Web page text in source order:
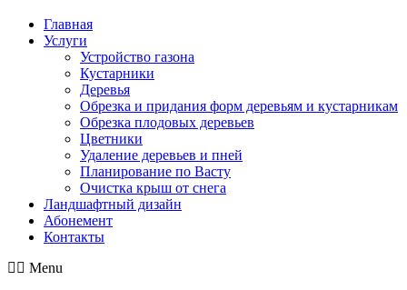
Главная
Услуги
Устройство газона
Кустарники
Деревья
Обрезка и придания форм деревьям и кустарникам
Обрезка плодовых деревьев
Цветники
Удаление деревьев и пней
Планирование по Васту
Очистка крыш от снега
Ландшафтный дизайн
Абонемент
Контакты
Menu